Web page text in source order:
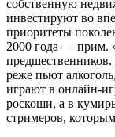
собственную
инвестируют во
приоритеты
2000 года — прим.
реже пьют
играют в онлайн-
роскоши, а в
стримеров,